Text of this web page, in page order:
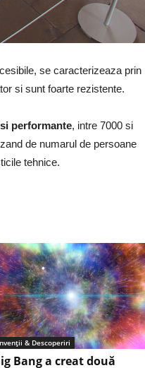
se caracterizeaza prin
si sunt foarte rezistente.
performante, intre 7000 si
de numarul de persoane
tehnice.
& Descoperiri
Bang a creat două